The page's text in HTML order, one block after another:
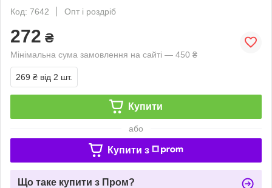
Код: 7642
Опт і роздріб
272 ₴
Мінімальна сума замовлення на сайті — 450 ₴
269 ₴ від 2 шт.
Купити
або
Купити з
Що таке купити з Пром?